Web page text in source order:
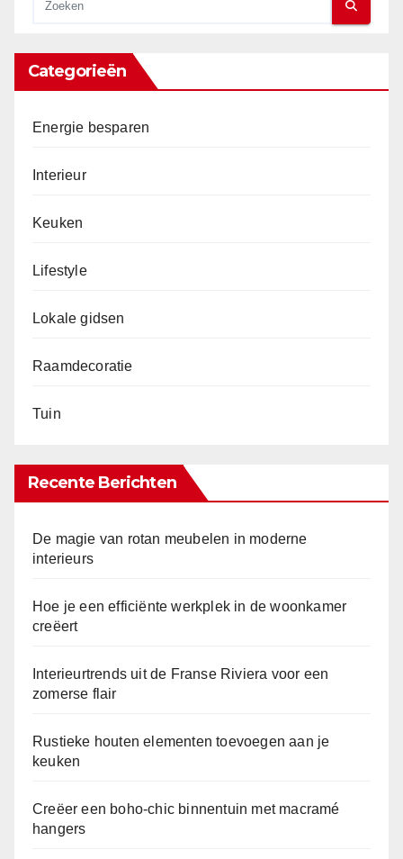
Categorieën
Energie besparen
Interieur
Keuken
Lifestyle
Lokale gidsen
Raamdecoratie
Tuin
Recente Berichten
De magie van rotan meubelen in moderne
interieurs
Hoe je een efficiënte werkplek in de woonkamer
creëert
Interieurtrends uit de Franse Riviera voor een
zomerse flair
Rustieke houten elementen toevoegen aan je
keuken
Creëer een boho-chic binnentuin met macramé
hangers